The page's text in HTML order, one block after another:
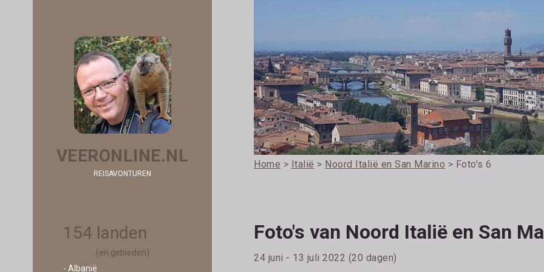
VEERONLINE.NL
REISAVONTUREN
154 landen
(en gebieden)
- Albanië
Home > Italië > Noord Italië en San Marino > Foto's 6
Foto's van Noord Italië en San
24 juni - 13 juli 2022 (20 dagen)